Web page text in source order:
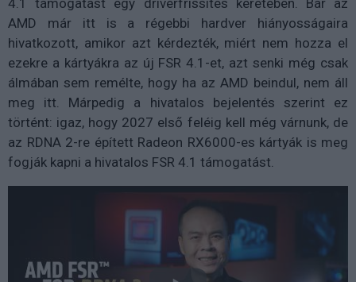
4.1 támogatást egy driverfrissítés keretében. Bár az
AMD már itt is a régebbi hardver hiányosságaira
hivatkozott, amikor azt kérdezték, miért nem hozza el
ezekre a kártyákra az új FSR 4.1-et, azt senki még csak
álmában sem remélte, hogy ha az AMD beindul, nem áll
meg itt. Márpedig a hivatalos bejelentés szerint ez
történt: igaz, hogy 2027 első feléig kell még várnunk, de
az RDNA 2-re épített Radeon RX6000-es kártyák is meg
fogják kapni a hivatalos FSR 4.1 támogatást.